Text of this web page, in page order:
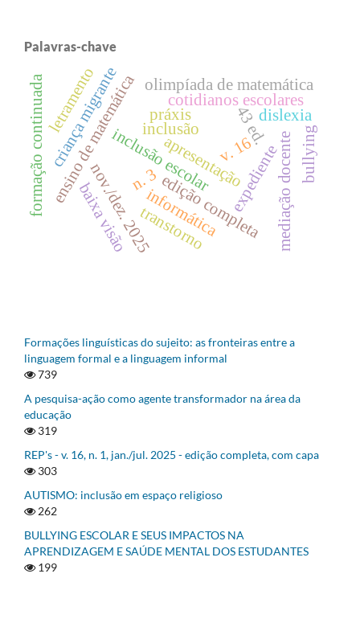
Palavras-chave
edição completa
v. 16
n. 3
nov./dez. 2025
43 ed.
expediente
apresentação
ensino de matemática cotidianos escolares
olimpíada de matemática
formação continuada mediação docente
inclusão escolar
baixa visão
criança migrante inclusão
letramento
informática
práxis dislexia
transtorno
bullying
Formações linguísticas do sujeito: as fronteiras entre a
linguagem formal e a linguagem informal
739
A pesquisa-ação como agente transformador na área da
educação
319
REP's - v. 16, n. 1, jan./jul. 2025 - edição completa, com capa
303
AUTISMO: inclusão em espaço religioso
262
BULLYING ESCOLAR E SEUS IMPACTOS NA
APRENDIZAGEM E SAÚDE MENTAL DOS ESTUDANTES
199